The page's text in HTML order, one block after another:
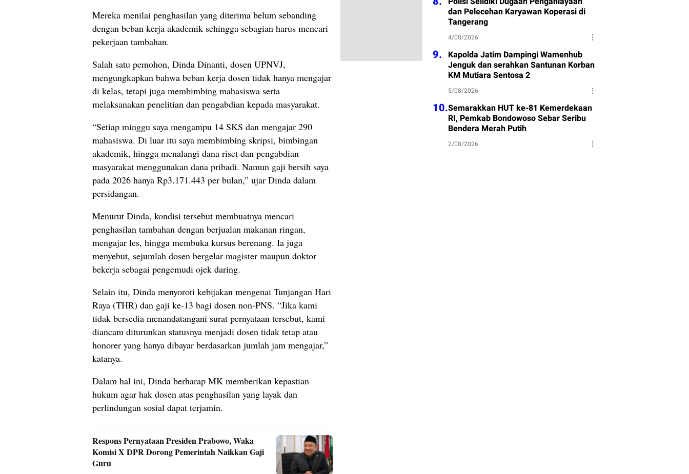
Mereka menilai penghasilan yang diterima belum sebanding
dengan beban kerja akademik sehingga sebagian harus mencari
pekerjaan tambahan.
Salah satu pemohon, Dinda Dinanti, dosen UPNVJ,
mengungkapkan bahwa beban kerja dosen tidak hanya mengajar
di kelas, tetapi juga membimbing mahasiswa serta
melaksanakan penelitian dan pengabdian kepada masyarakat.
“Setiap minggu saya mengampu 14 SKS dan mengajar 290
mahasiswa. Di luar itu saya membimbing skripsi, bimbingan
akademik, hingga menalangi dana riset dan pengabdian
masyarakat menggunakan dana pribadi. Namun gaji bersih saya
pada 2026 hanya Rp3.171.443 per bulan,” ujar Dinda dalam
persidangan.
Menurut Dinda, kondisi tersebut membuatnya mencari
penghasilan tambahan dengan berjualan makanan ringan,
mengajar les, hingga membuka kursus berenang. Ia juga
menyebut, sejumlah dosen bergelar magister maupun doktor
bekerja sebagai pengemudi ojek daring.
Selain itu, Dinda menyoroti kebijakan mengenai Tunjangan Hari
Raya (THR) dan gaji ke-13 bagi dosen non-PNS. “Jika kami
tidak bersedia menandatangani surat pernyataan tersebut, kami
diancam diturunkan statusnya menjadi dosen tidak tetap atau
honorer yang hanya dibayar berdasarkan jumlah jam mengajar,”
katanya.
Dalam hal ini, Dinda berharap MK memberikan kepastian
hukum agar hak dosen atas penghasilan yang layak dan
perlindungan sosial dapat terjamin.
Respons Pernyataan Presiden Prabowo, Waka
Komisi X DPR Dorong Pemerintah Naikkan Gaji
Guru
dan Pelecehan Karyawan Koperasi di
Tangerang
4/08/2026
9. Kapolda Jatim Dampingi Wamenhub
Jenguk dan serahkan Santunan Korban
KM Mutiara Sentosa 2
5/08/2026
10.Semarakkan HUT ke-81 Kemerdekaan
RI, Pemkab Bondowoso Sebar Seribu
Bendera Merah Putih
2/08/2026